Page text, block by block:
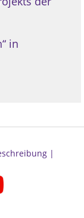
in
|